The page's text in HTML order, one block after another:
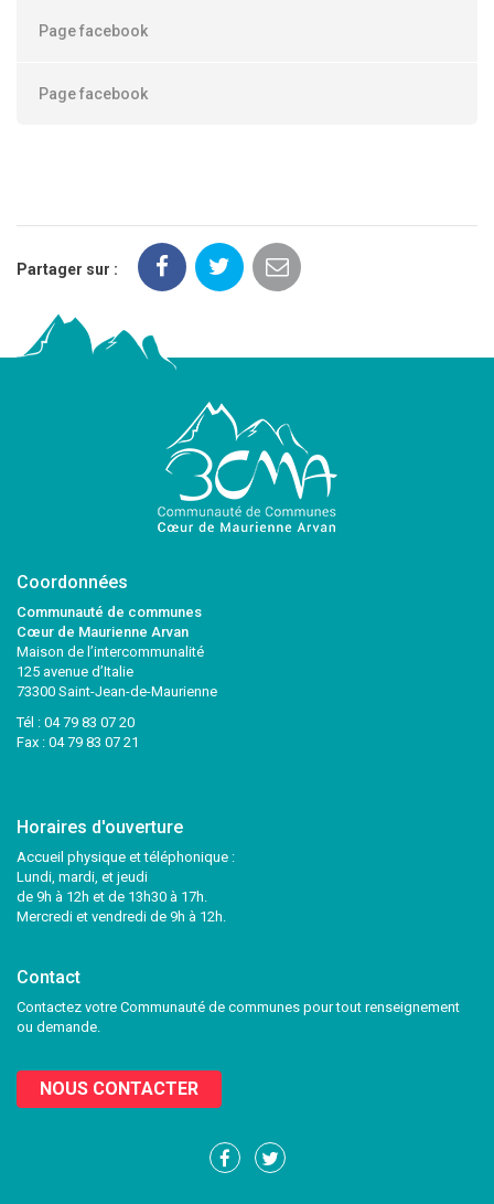
Page facebook
Page facebook
Partager sur :
Coordonnées
Communauté de communes
Cœur de Maurienne Arvan
Maison de l’intercommunalité
125 avenue d’Italie
73300 Saint-Jean-de-Maurienne
Tél : 04 79 83 07 20
Fax : 04 79 83 07 21
Horaires d'ouverture
Accueil physique et téléphonique :
Lundi, mardi, et jeudi
de 9h à 12h et de 13h30 à 17h.
Mercredi et vendredi de 9h à 12h.
Contact
Contactez votre Communauté de communes pour tout renseignement
ou demande.
NOUS CONTACTER
Lien
Lien